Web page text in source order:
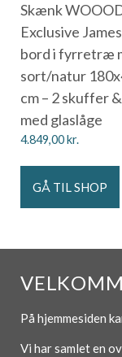
Skænk
Exclusive
bord i fyrretræ
sort/natur
cm – 2 skuffer
med glaslåge
4.849,00kr.
GÅ TIL SHOP
På hjemmesiden
Vi har samlet en